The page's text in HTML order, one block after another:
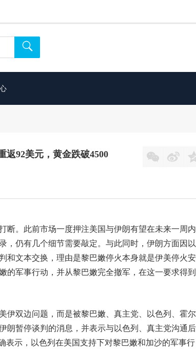

返92美元，黄金跌破4500  
断。此前市场一度押注美国与伊朗有望在未来一周
，仍有几个细节需要敲定。与此同时，伊朗方面因
和文本交换，理由是黎巴嫩停火本身就是伊美停火
的军事行动，并从黎巴嫩完全撤军，在这一要求得
伊双边问题，而是被黎巴嫩、真主党、以色列、霍
朗暂停谈判的消息，并表示与以色列、真主党沟通
表示，以色列在美国支持下对黎巴嫩和加沙的军事行